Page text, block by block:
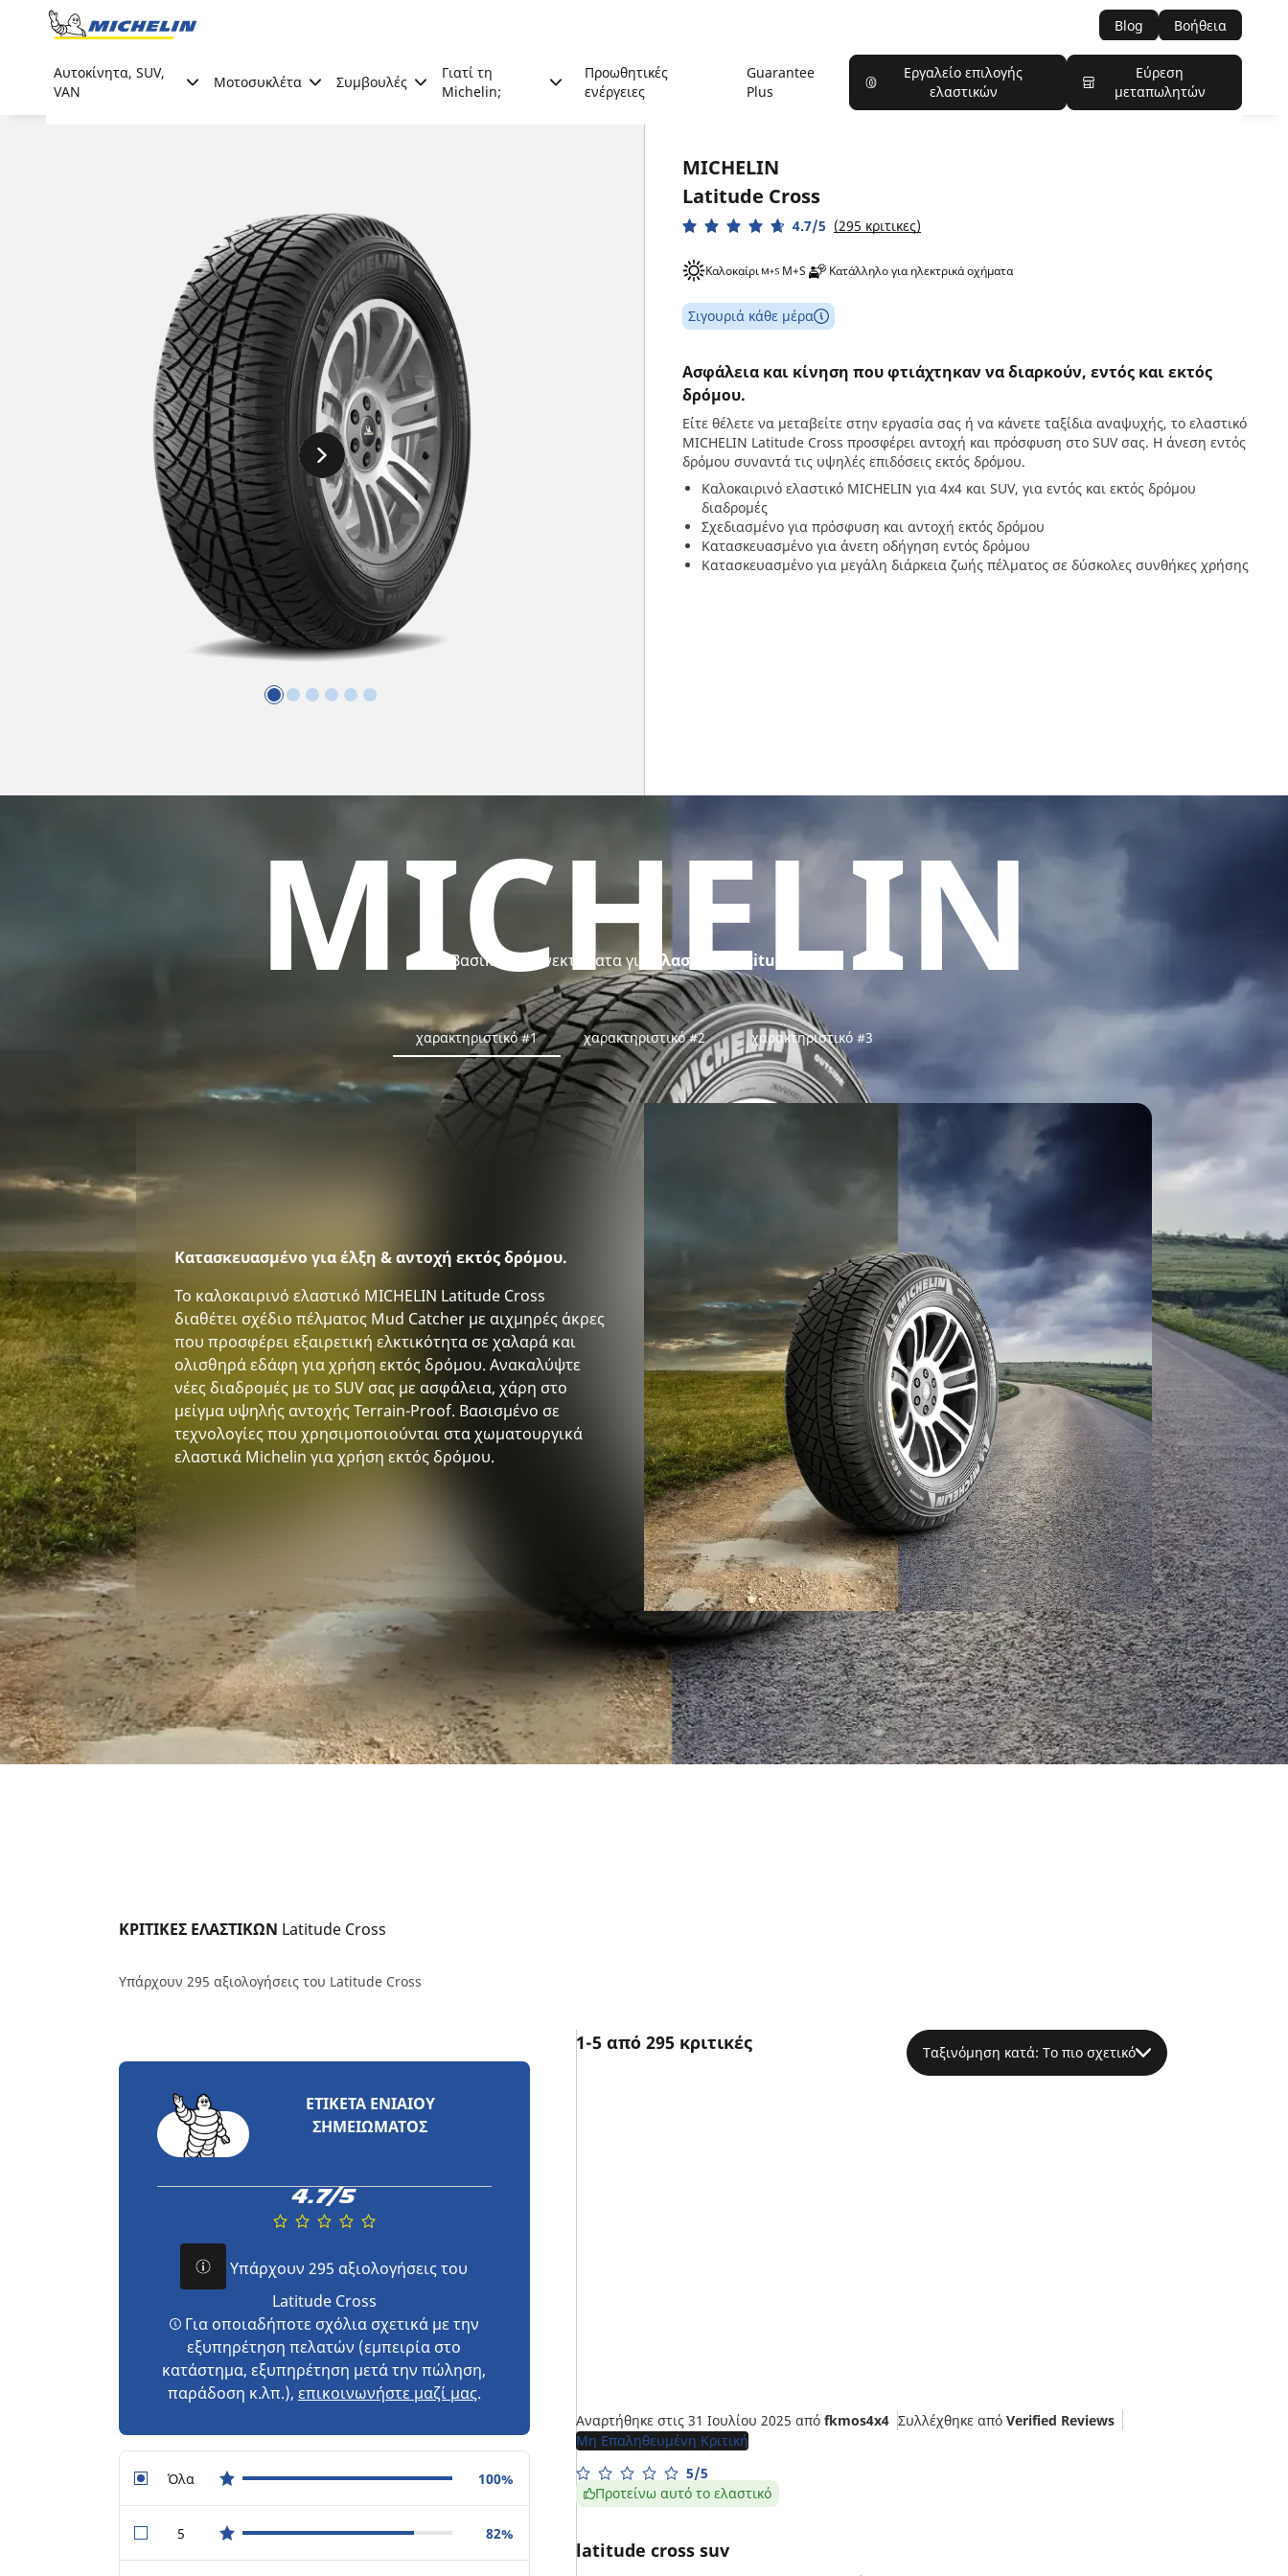
Go to page content
Blog Βοήθεια
Αυτοκίνητα, SUV,
VAN
Μοτοσυκλέτα Συμβουλές
Γιατί τη
Michelin;
Προωθητικές
ενέργειες
Guarantee
Plus
Εργαλείο επιλογής
ελαστικών
Εύρεση
μεταπωλητών
MICHELIN
Latitude Cross
4.7/5 (295 κριτικες)
Καλοκαίρι M+S Κατάλληλο για ηλεκτρικά οχήματα
Σιγουριά κάθε μέρα
Ασφάλεια και κίνηση που φτιάχτηκαν να διαρκούν, εντός και εκτός
δρόμου.
Είτε θέλετε να μεταβείτε στην εργασία σας ή να κάνετε ταξίδια αναψυχής, το ελαστικό
MICHELIN Latitude Cross προσφέρει αντοχή και πρόσφυση στο SUV σας. Η άνεση εντός
δρόμου συναντά τις υψηλές επιδόσεις εκτός δρόμου.
Καλοκαιρινό ελαστικό MICHELIN για 4x4 και SUV, για εντός και εκτός δρόμου
διαδρομές
Σχεδιασμένο για πρόσφυση και αντοχή εκτός δρόμου
Κατασκευασμένο για άνετη οδήγηση εντός δρόμου
Κατασκευασμένο για μεγάλη διάρκεια ζωής πέλματος σε δύσκολες συνθήκες χρήσης
MICHELIN
Βασικά πλεονεκτήματα για Ελαστικό Latitude Cross
χαρακτηριστικό #1 χαρακτηριστικό #2 χαρακτηριστικό #3
Κατασκευασμένο για έλξη & αντοχή εκτός δρόμου.
Το καλοκαιρινό ελαστικό MICHELIN Latitude Cross
διαθέτει σχέδιο πέλματος Mud Catcher με αιχμηρές άκρες
που προσφέρει εξαιρετική ελκτικότητα σε χαλαρά και
ολισθηρά εδάφη για χρήση εκτός δρόμου. Ανακαλύψτε
νέες διαδρομές με το SUV σας με ασφάλεια, χάρη στο
μείγμα υψηλής αντοχής Terrain-Proof. Βασισμένο σε
τεχνολογίες που χρησιμοποιούνται στα χωματουργικά
ελαστικά Michelin για χρήση εκτός δρόμου.
ΚΡΙΤΙΚΕΣ ΕΛΑΣΤΙΚΩΝ Latitude Cross
Υπάρχουν 295 αξιολογήσεις του Latitude Cross
ΕΤΙΚΈΤΑ ΕΝΙΑΊΟΥ
ΣΗΜΕΙΏΜΑΤΟΣ
4.7/5
Υπάρχουν 295 αξιολογήσεις του
Latitude Cross
Για οποιαδήποτε σχόλια σχετικά με την
εξυπηρέτηση πελατών (εμπειρία στο
κατάστημα, εξυπηρέτηση μετά την πώληση,
παράδοση κ.λπ.), επικοινωνήστε μαζί μας.
Όλαstar reviews 100%
5star reviews 82%
1-5 από 295 κριτικές Ταξινόμηση κατά: Το πιο σχετικό
Αναρτήθηκε στις 31 Ιουλίου 2025 από fkmos4x4 Συλλέχθηκε από Verified Reviews
Μη Επαληθευμένη Κριτική
5/5
Προτείνω αυτό το ελαστικό
latitude cross suv